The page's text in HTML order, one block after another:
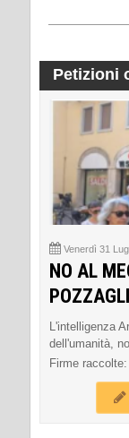
Petizioni
Venerdì 31
NO AL
L'intelligenza
dell'umanità,
Firme raccolte: